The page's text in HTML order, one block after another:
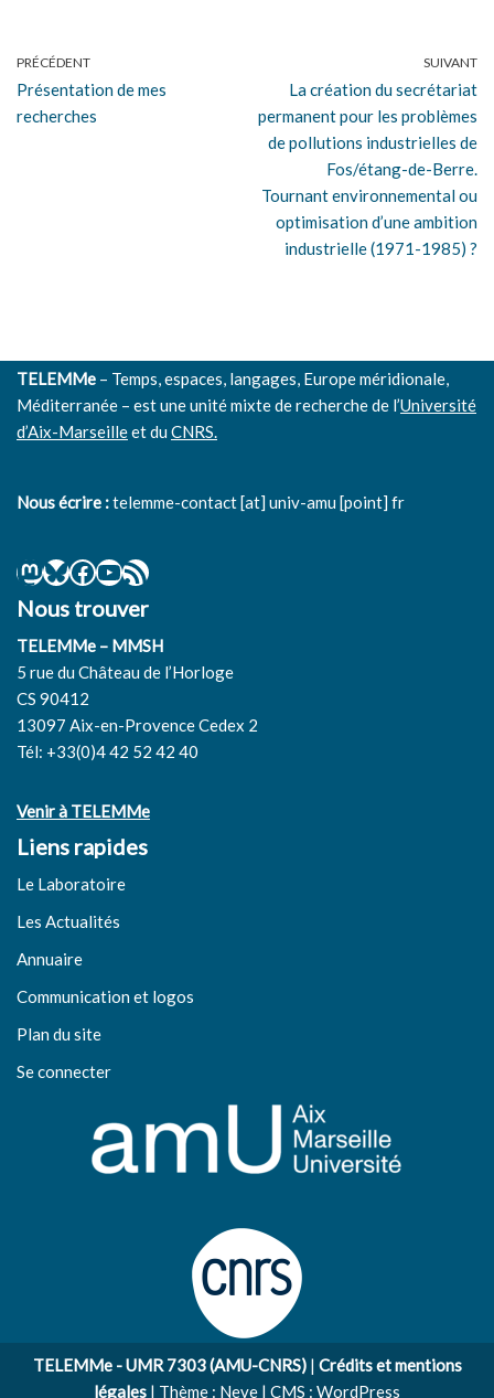
PRÉCÉDENT
Présentation de mes
recherches
SUIVANT
La création du secrétariat
permanent pour les problèmes
de pollutions industrielles de
Fos/étang-de-Berre.
Tournant environnemental ou
optimisation d’une ambition
industrielle (1971-1985) ?
TELEMMe – Temps, espaces, langages, Europe méridionale,
Méditerranée – est une unité mixte de recherche de l’Université
d’Aix-Marseilleet duCNRS.
Nous écrire :telemme-contact [at] univ-amu [point] fr
Nous trouver
TELEMMe – MMSH
5 rue du Château de l’Horloge
CS 90412
13097 Aix-en-Provence Cedex 2
Tél: +33(0)4 42 52 42 40
Venir à TELEMMe
Liens rapides
Le Laboratoire
Les Actualités
Annuaire
Communication et logos
Plan du site
Se connecter
TELEMMe - UMR 7303 (AMU-CNRS)| Crédits et mentions
légales | Thème : Neve | CMS : WordPress